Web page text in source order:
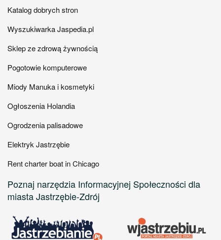
Katalog dobrych stron
Wyszukiwarka Jaspedia.pl
Sklep ze zdrową żywnością
Pogotowie komputerowe
Miody Manuka i kosmetyki
Ogłoszenia Holandia
Ogrodzenia palisadowe
Elektryk Jastrzębie
Rent charter boat in Chicago
Poznaj narzędzia Informacyjnej Społeczności dla
miasta Jastrzębie-Zdrój